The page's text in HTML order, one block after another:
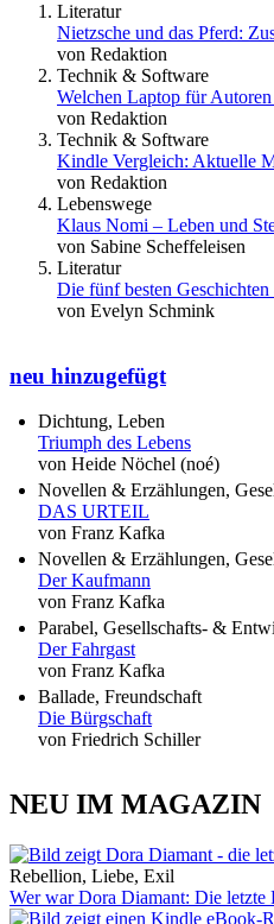
Literatur
Nietzsche und das Pferd:
von Redaktion
Technik & Software
Welchen Laptop für
von Redaktion
Technik & Software
Kindle Vergleich: Aktuelle
von Redaktion
Lebenswege
Klaus Nomi – Leben und
von Sabine Scheffeleisen
Literatur
Die fünf besten
von Evelyn Schmink
neu hinzugefügt
Dichtung, Leben
Triumph des Lebens
von Heide Nöchel (noé)
Novellen & Erzählungen,
DAS URTEIL
von Franz Kafka
Novellen & Erzählungen,
Der Kaufmann
von Franz Kafka
Parabel, Gesellschafts- &
Der Fahrgast
von Franz Kafka
Ballade, Freundschaft
Die Bürgschaft
von Friedrich Schiller
NEU IM MAGAZIN
Rebellion, Liebe, Exil
Wer war Dora Diamant: Die letzte